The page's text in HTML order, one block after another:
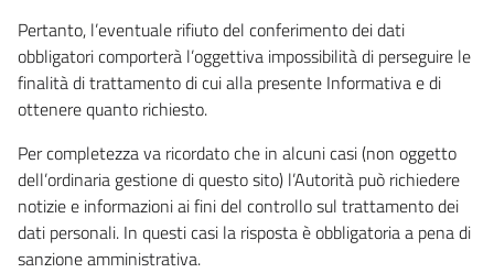
Pertanto, l’eventuale rifiuto del conferimento dei dati
obbligatori comporterà l’oggettiva impossibilità di perseguire le
finalità di trattamento di cui alla presente Informativa e di
ottenere quanto richiesto.
Per completezza va ricordato che in alcuni casi (non oggetto
dell’ordinaria gestione di questo sito) l’Autorità può richiedere
notizie e informazioni ai fini del controllo sul trattamento dei
dati personali. In questi casi la risposta è obbligatoria a pena di
sanzione amministrativa.